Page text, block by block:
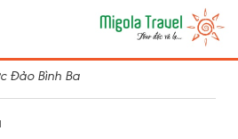
Đảo Bình Ba